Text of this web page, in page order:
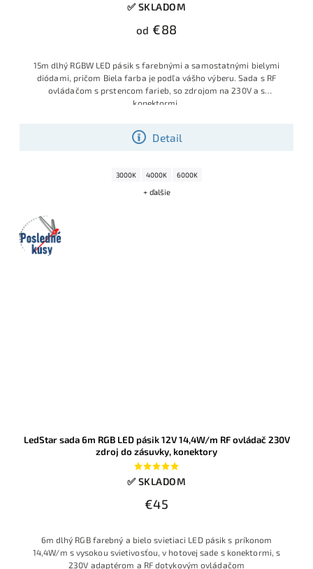
✅ SKLADOM
od €88
Detail
15m dlhý RGBW LED pásik s farebnými a samostatnými bielymi
diódami, pričom Biela farba je podľa vášho výberu. Sada s RF
ovládačom s prstencom farieb, so zdrojom na 230V a s
konektormi.
3000K 4000K 6000K
+ ďalšie
Posledné
kusy
LedStar sada 6m RGB LED pásik 12V 14,4W/m RF ovládač 230V
zdroj do zásuvky, konektory
✅ SKLADOM
€45
6m dlhý RGB farebný a bielo svietiaci LED pásik s príkonom
14,4W/m s vysokou svietivosťou, v hotovej sade s konektormi, s
230V adaptérom a RF dotykovým ovládačom